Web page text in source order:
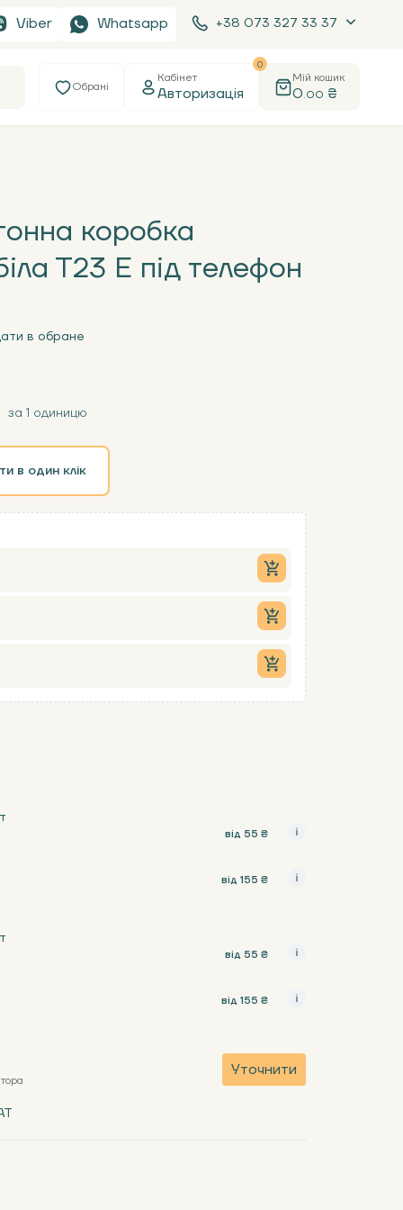
Viber Whatsapp +38 073 327 33 37
Обрані
Кабінет
Авторизація
0
Мій кошик
0.00 ₴
коробка
Т23 Е під телефон
в обране
за 1 одиницю
в один клік
від 55 ₴
від 155 ₴
від 55 ₴
від 155 ₴
Уточнити